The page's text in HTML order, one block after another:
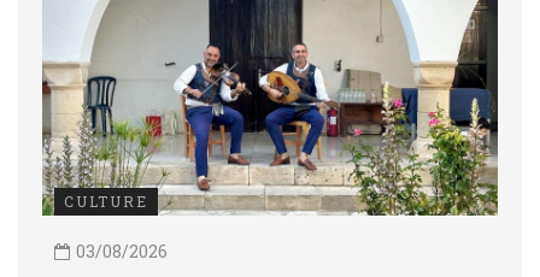
CULTURE
03/08/2026